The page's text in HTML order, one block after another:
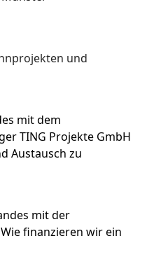
und
mit dem
TING Projekte GmbH
Austausch zu
mit der
finanzieren wir ein